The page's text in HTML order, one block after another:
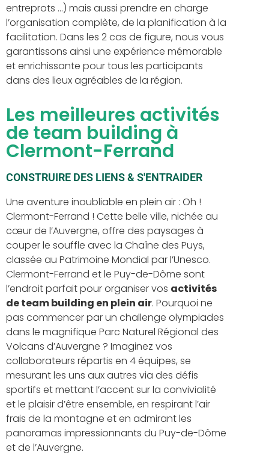
entreprots …) mais aussi prendre en charge
l’organisation complète, de la planification à la
facilitation. Dans les 2 cas de figure, nous vous
garantissons ainsi une expérience mémorable
et enrichissante pour tous les participants
dans des lieux agréables de la région.
Les meilleures activités
de team building à
Clermont-Ferrand
CONSTRUIRE DES LIENS & S'ENTRAIDER
Une aventure inoubliable en plein air : Oh !
Clermont-Ferrand ! Cette belle ville, nichée au
cœur de l’Auvergne, offre des paysages à
couper le souffle avec la Chaîne des Puys,
classée au Patrimoine Mondial par l’Unesco.
Clermont-Ferrand et le Puy-de-Dôme sont
l’endroit parfait pour organiser vos activités
de team building en plein air. Pourquoi ne
pas commencer par un challenge olympiades
dans le magnifique Parc Naturel Régional des
Volcans d’Auvergne ? Imaginez vos
collaborateurs répartis en 4 équipes, se
mesurant les uns aux autres via des défis
sportifs et mettant l’accent sur la convivialité
et le plaisir d’être ensemble, en respirant l’air
frais de la montagne et en admirant les
panoramas impressionnants du Puy-de-Dôme
et de l’Auvergne.